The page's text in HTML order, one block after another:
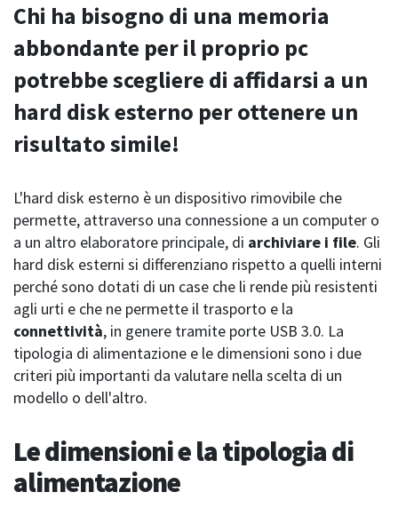
Chi ha bisogno di una memoria
abbondante per il proprio pc
potrebbe scegliere di affidarsi a un
hard disk esterno per ottenere un
risultato simile!
L'hard disk esterno è un dispositivo rimovibile che
permette, attraverso una connessione a un computer o
a un altro elaboratore principale, di archiviare i file. Gli
hard disk esterni si differenziano rispetto a quelli interni
perché sono dotati di un case che li rende più resistenti
agli urti e che ne permette il trasporto e la
connettività, in genere tramite porte USB 3.0. La
tipologia di alimentazione e le dimensioni sono i due
criteri più importanti da valutare nella scelta di un
modello o dell'altro.
Le dimensioni e la tipologia di
alimentazione